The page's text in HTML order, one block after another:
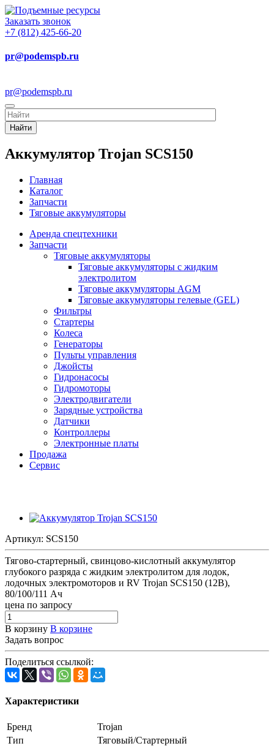
Заказать звонок
+7 (812) 425-66-20
pr@podemspb.ru
pr@podemspb.ru
Найти
Аккумулятор Trojan SCS150
Главная
Каталог
Запчасти
Тяговые аккумуляторы
Аренда спецтехники
Запчасти
Тяговые аккумуляторы
Тяговые аккумуляторы с жидким
электролитом
Тяговые аккумуляторы AGM
Тяговые аккумуляторы гелевые (GEL)
Фильтры
Стартеры
Колеса
Генераторы
Пульты управления
Джойсты
Гидронасосы
Гидромоторы
Электродвигатели
Зарядные устройства
Датчики
Контроллеры
Электронные платы
Продажа
Сервис
Артикул: SCS150
Тягово-стартерный, свинцово-кислотный аккумулятор
глубокого разряда с жидким электролитом для лодок,
лодочных электромоторов и RV Trojan SCS150 (12В),
80/100/111 Ач
цена по запросу
В корзину В корзине
Задать вопрос
Поделиться ссылкой:
Характеристики
Бренд
Trojan
Тип
Тяговый/Стартерный